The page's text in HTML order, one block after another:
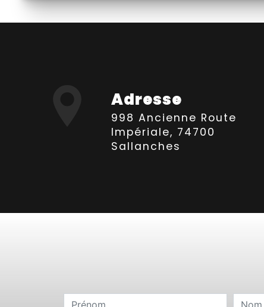
Adresse
998 Ancienne Route
Impériale, 74700
Sallanches